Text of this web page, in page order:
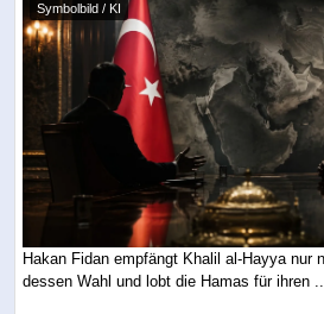
Symbolbild / KI
Hakan Fidan empfängt Khalil al-Hayya nur
dessen Wahl und lobt die Hamas für ihren